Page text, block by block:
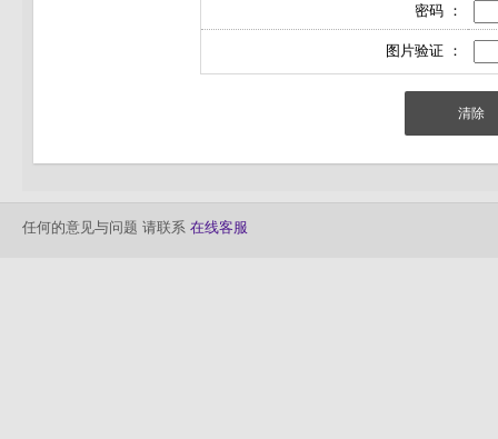
密码 ：
图片验证 ：
任何的意见与问题 请联系 在线客服